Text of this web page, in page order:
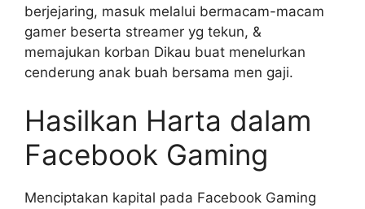
berjejaring, masuk melalui bermacam-macam
gamer beserta streamer yg tekun, &
memajukan korban Dikau buat menelurkan
cenderung anak buah bersama men gaji.
Hasilkan Harta dalam
Facebook Gaming
Menciptakan kapital pada Facebook Gaming